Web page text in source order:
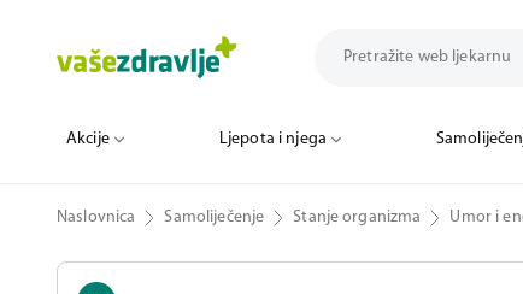
Akcije Ljepota i njega
Naslovnica Samoliječenje Stanje organizma Umor i